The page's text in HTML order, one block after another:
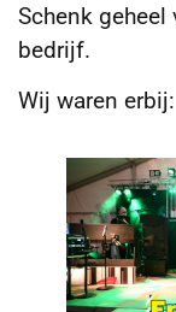
Schenk
bedrijf.
Wij waren erbij: